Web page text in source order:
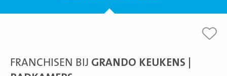
FRANCHISEN BIJ GRANDO KEUKENS |